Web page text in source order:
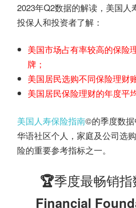
南
©️
2023年Q2数据的解读，美国
投保人和投资者了解：
美国市场占有率较高的保险
牌；
美国居民选购不同保险理财
美国居民保险理财的年度平
美国人寿保险指南©️的季度数
华语社区个人，家庭及公司选
险的重要参考指标之一。
🏆季度最畅销指
Financial